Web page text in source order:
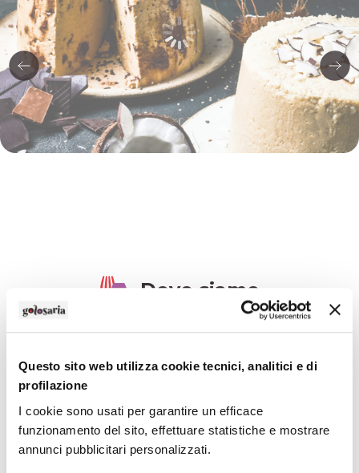
Questo sito web utilizza cookie tecnici, analitici e di
profilazione
I cookie sono usati per garantire un efficace
funzionamento del sito, effettuare statistiche e mostrare
annunci pubblicitari personalizzati.
Dove siamo
+
-